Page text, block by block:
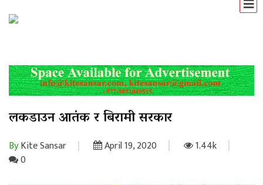
लकडाउन आतंक र बिरामी सरकार
ByKite Sansar April 19, 2020
1.44k
0